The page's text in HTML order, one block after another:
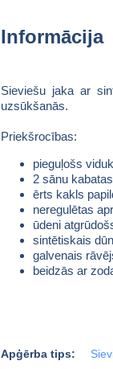
Informācija
Sieviešu jaka ar
uzsūkšanās.
Priekšrocības:
pieguļošs
2 sānu
ērts kakls
neregulētas
ūdeni
sintētiskais
galvenais
beidzās ar
Apģērba tips: